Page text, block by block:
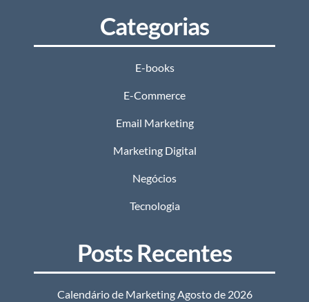
Categorias
E-books
E-Commerce
Email Marketing
Marketing Digital
Negócios
Tecnologia
Posts Recentes
Calendário de Marketing Agosto de 2026